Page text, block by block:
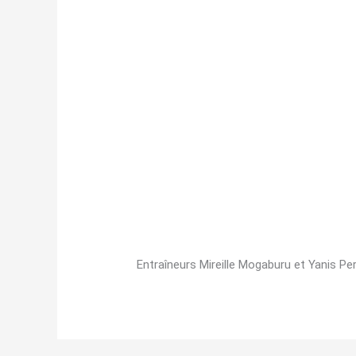
Entraîneurs Mireille Mogaburu et Yanis